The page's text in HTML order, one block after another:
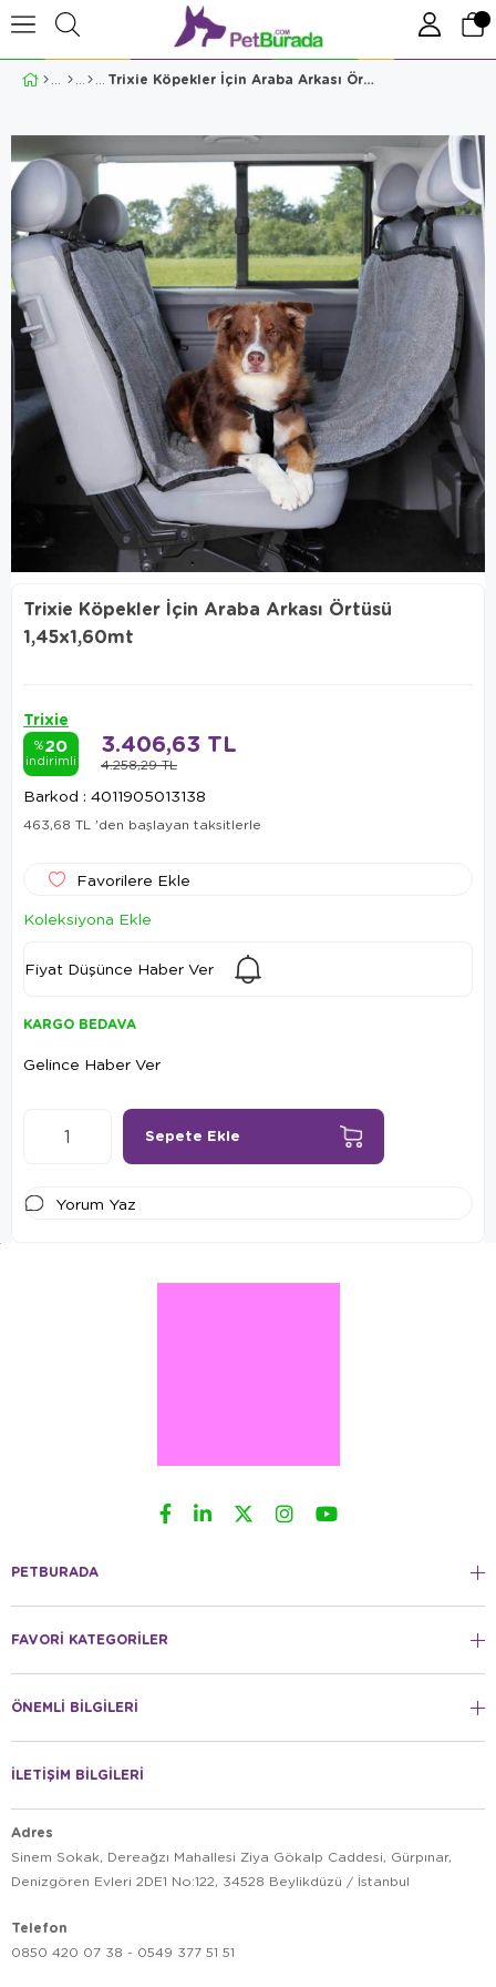
Trixie Köpekler İçin Araba Arkası Örtüsü 1,45x1,60mt
Trixie Köpekler İçin Araba Arkası Örtüsü
1,45x1,60mt
Trixie
%20
indirimli 4.258,29 TL
3.406,63 TL
Barkod : 4011905013138
463,68 TL 'den başlayan taksitlerle
Favorilere Ekle
Koleksiyona Ekle
Fiyat Düşünce Haber Ver
KARGO BEDAVA
Gelince Haber Ver
Yorum Yaz
PETBURADA
FAVORİ KATEGORİLER
ÖNEMLİ BİLGİLERİ
İLETİŞİM BİLGİLERİ
Adres
Sinem Sokak, Dereağzı Mahallesi Ziya Gökalp Caddesi, Gürpınar,
Denizgören Evleri 2DE1 No:122, 34528 Beylikdüzü / İstanbul
Telefon
0850 420 07 38 - 0549 377 51 51